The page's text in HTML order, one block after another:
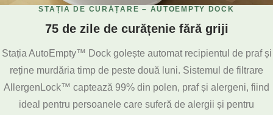
STAȚIA DE CURĂȚARE – AUTOEMPTY DOCK
75 de zile de curățenie fără griji
Stația AutoEmpty™ Dock golește automat recipientul de praf și
reține murdăria timp de peste două luni. Sistemul de filtrare
AllergenLock™ captează 99% din polen, praf și alergeni, fiind
ideal pentru persoanele care suferă de alergii și pentru